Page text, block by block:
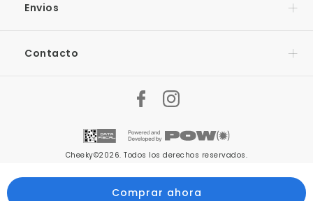
Envios
Contacto
Cheeky©2026. Todos los derechos reservados.